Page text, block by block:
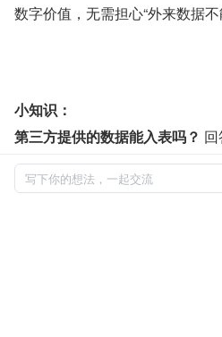
数字价值，无需担心“外来数据不
小知识：
第三方提供的数据能入表吗？
同明确使用权/所有权，确保来源
用，确认为无形资产；若可二次
写下你的想法，一起交流